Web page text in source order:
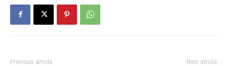
Previous article Next article